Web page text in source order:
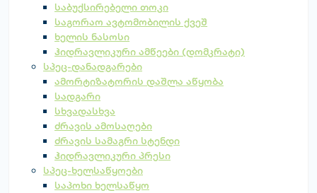
საბუქსირებელი თოკი
საგორაო ავტომობილის ქვეშ
ხელის ნასოსი
ჰიდრავლიკური ამწეები (დომკრატი)
სპეც-დანადგარები
ამორტიზატორის დაშლა აწყობა
სადგარი
სხვადასხვა
ძრავის ამოსაღები
ძრავის სამაგრი სტენდი
ჰიდრავლიკური პრესი
სპეც-ხელსაწყოები
საპოხი ხელსაწყო